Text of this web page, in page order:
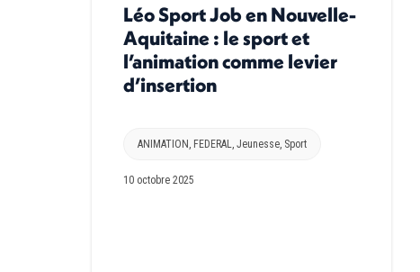
Léo Sport Job en Nouvelle-
Aquitaine : le sport et
l’animation comme levier
d’insertion
ANIMATION FEDERAL Jeunesse Sport
10 octobre 2025